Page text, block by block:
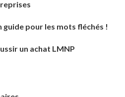
guide pour les mots fléchés !
un achat LMNP